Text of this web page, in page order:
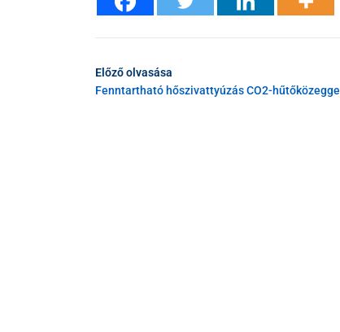
Előző olvasása
Fenntartható hőszivattyúzás CO2-hűtőközeggel